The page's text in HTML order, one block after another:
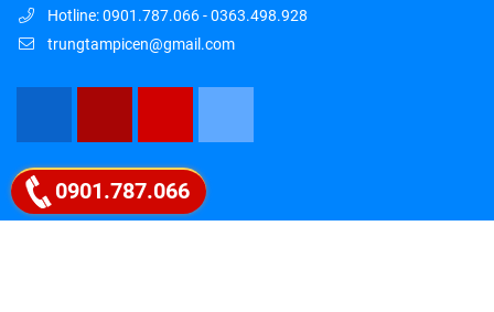
Hotline: 0901.787.066 - 0363.498.928
trungtampicen@gmail.com
Google map
0901.787.066